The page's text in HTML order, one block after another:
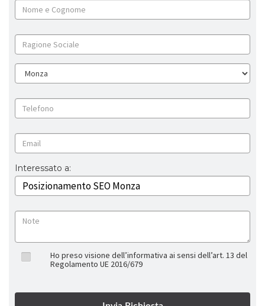
Interessato a:
Ho preso visione dell’informativa ai sensi dell’art. 13 del
Regolamento UE 2016/679